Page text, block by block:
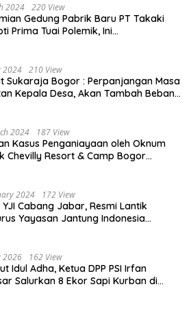
2024 220 View
Gedung Pabrik Baru PT Takaki
Prima Tuai Polemik, Ini
2024 210 View
Sukaraja Bogor : Perpanjangan Masa
Kepala Desa, Akan Tambah Beban
2024 187 View
Kasus Penganiayaan oleh Oknum
Chevilly Resort & Camp Bogor
2024 172 View
Cabang Jabar, Resmi Lantik
Yayasan Jantung Indonesia
2026 162 View
Idul Adha, Ketua DPP PSI Irfan
Salurkan 8 Ekor Sapi Kurban di